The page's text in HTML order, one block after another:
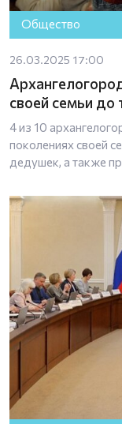
Общество
26.03.2025 17:00
своей семьи до
4 из 10
поколениях своей
дедушек, а также